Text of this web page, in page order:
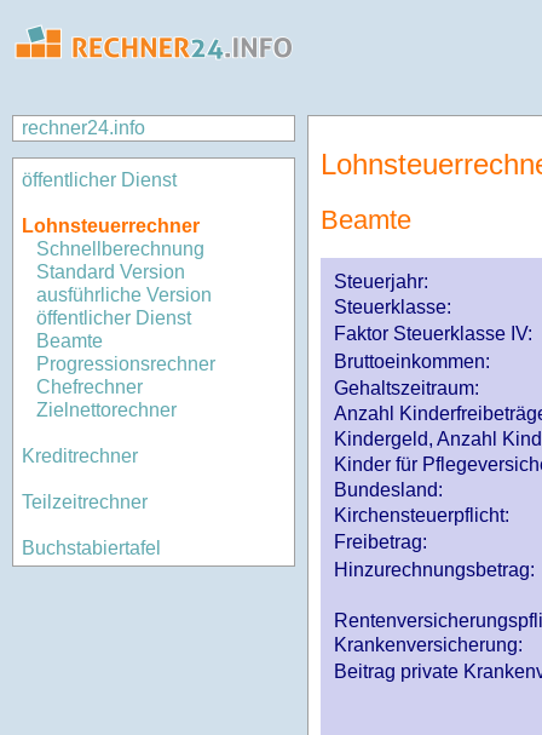
rechner24.info
öffentlicher Dienst
Lohnsteuerrechner
Schnellberechnung
Standard Version
ausführliche Version
öffentlicher Dienst
Beamte
Progressionsrechner
Chefrechner
Zielnettorechner
Kreditrechner
Teilzeitrechner
Buchstabiertafel
Beamte
Steuerjahr:
Steuerklasse:
Faktor Steuerklasse IV:
Bruttoeinkommen:
Gehaltszeitraum:
Anzahl
Kindergeld, Anzahl
Kinder für
Bundesland:
Kirchensteuerpflicht:
Freibetrag:
Hinzurechnungsbetrag:
Krankenversicherung:
Beitrag private